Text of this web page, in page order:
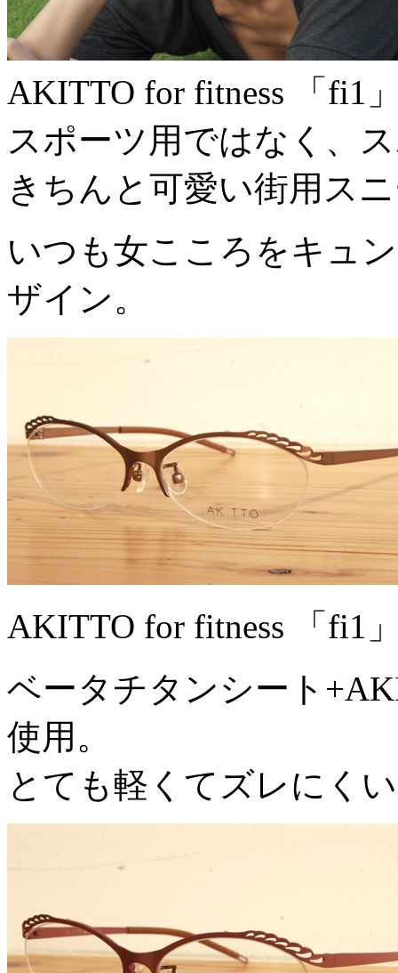
AKITTO for fitness 「fi1
スポーツ用ではなく、
きちんと可愛い街用ス
いつも女こころをキュ
ザイン。
AKITTO for fitness 「fi1
ベータチタンシート
使用。
とても軽くてズレにく